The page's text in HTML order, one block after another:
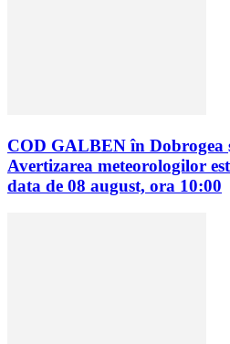
COD GALBEN în Dobrogea
Avertizarea meteorologilor
data de 08 august, ora 10:00